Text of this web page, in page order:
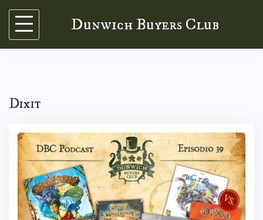
Skip
content
Dunwich Buyers Club
Dixit